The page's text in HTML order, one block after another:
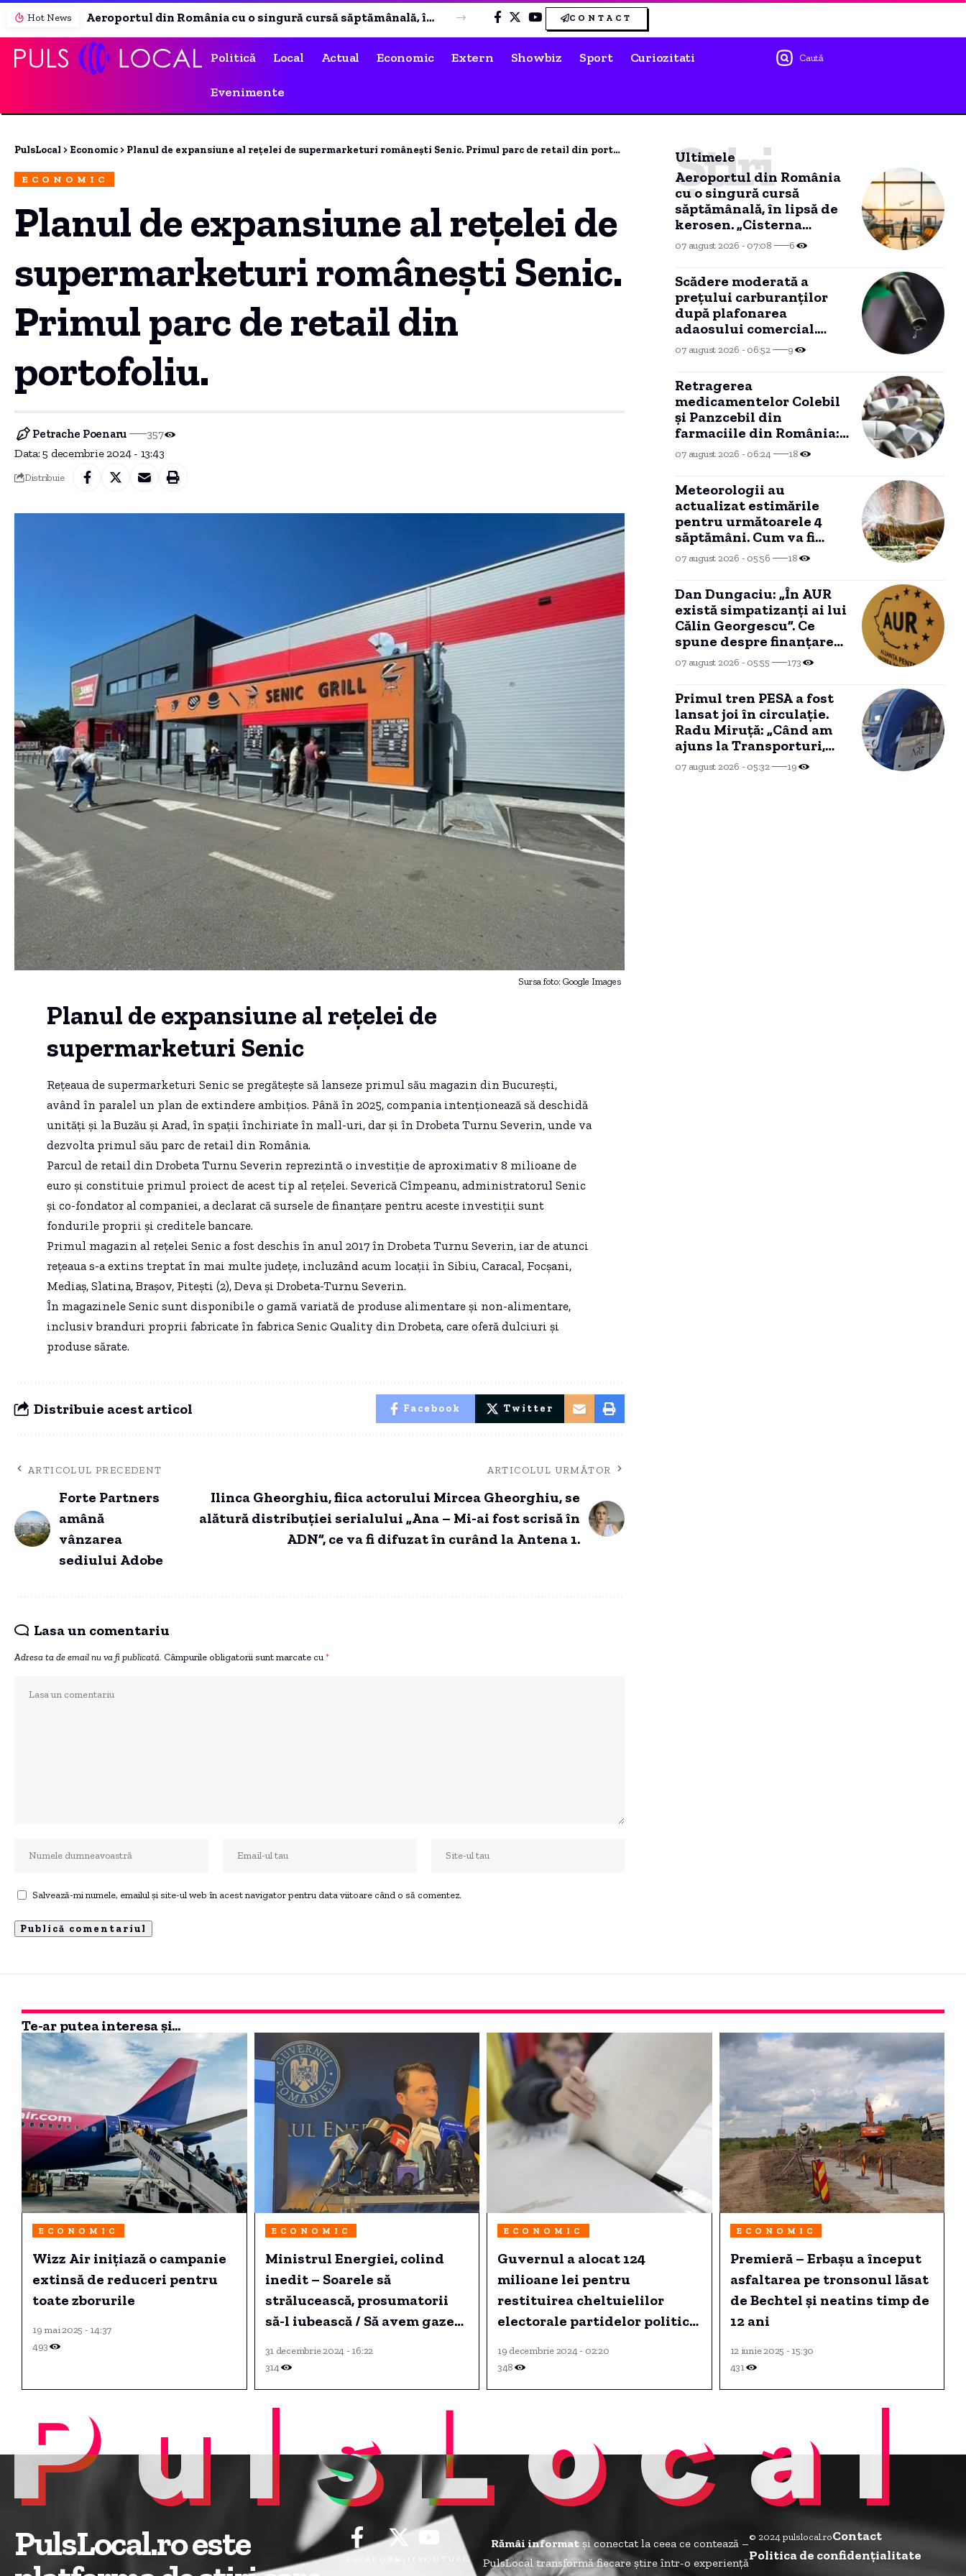
Hot News
Aeroportul din România cu o singură cursă săptămânală, în lipsă de kerosen. „Cisterna așteaptă la Năvodari” Scădere moderată a prețului carburanților după plafonarea adaosului comercial. Când se preconizează o nouă ieftinire? CONTACT
Politică Local Actual Economic Extern Showbiz Sport Curiozitati
Evenimente
Caută
PulsLocal > Economic > Planul de expansiune al rețelei de supermarketuri românești Senic. Primul parc de retail din portofoliu.
ECONOMIC
Planul de expansiune al rețelei de
supermarketuri românești Senic.
Primul parc de retail din
portofoliu.
Data: 5 decembrie 2024 - 13:43
Petrache Poenaru 357
Distribuie
Sursa foto: Google Images
Planul de expansiune al rețelei de
supermarketuri Senic
Rețeaua de supermarketuri Senic se pregătește să lanseze primul său magazin din București,
având în paralel un plan de extindere ambițios. Până în 2025, compania intenționează să deschidă
unități și la Buzău și Arad, în spații închiriate în mall-uri, dar și în Drobeta Turnu Severin, unde va
dezvolta primul său parc de retail din România.
Parcul de retail din Drobeta Turnu Severin reprezintă o investiție de aproximativ 8 milioane de
euro și constituie primul proiect de acest tip al rețelei. Severică Cîmpeanu, administratorul Senic
și co-fondator al companiei, a declarat că sursele de finanțare pentru aceste investiții sunt
fondurile proprii și creditele bancare.
Primul magazin al rețelei Senic a fost deschis în anul 2017 în Drobeta Turnu Severin, iar de atunci
rețeaua s-a extins treptat în mai multe județe, incluzând acum locații în Sibiu, Caracal, Focșani,
Mediaș, Slatina, Brașov, Pitești (2), Deva și Drobeta-Turnu Severin.
În magazinele Senic sunt disponibile o gamă variată de produse alimentare și non-alimentare,
inclusiv branduri proprii fabricate în fabrica Senic Quality din Drobeta, care oferă dulciuri și
produse sărate.
Distribuie acest articol Facebook Twitter
ARTICOLUL PRECEDENT
Forte Partners
amână
vânzarea
sediului Adobe
ARTICOLUL URMĂTOR
Ilinca Gheorghiu, fiica actorului Mircea Gheorghiu, se
alătură distribuției serialului „Ana – Mi-ai fost scrisă în
ADN”, ce va fi difuzat în curând la Antena 1.
Lasa un comentariu
Adresa ta de email nu va fi publicată. Câmpurile obligatorii sunt marcate cu*
Salvează-mi numele, emailul și site-ul web în acest navigator pentru data viitoare când o să comentez.
Ultimele
Știri
Aeroportul din România
cu o singură cursă
săptămânală, în lipsă de
kerosen. „Cisterna
așteaptă la Năvodari”
07 august 2026 - 07:08 6
Scădere moderată a
prețului carburanților
după plafonarea
adaosului comercial.
Când se preconizează o
nouă ieftinire?
07 august 2026 - 06:52 9
Retragerea
medicamentelor Colebil
și Panzcebil din
farmaciile din România:
explicația Agenției
Naționale a
07 august 2026 - 06:24 18
Meteorologii au
actualizat estimările
pentru următoarele 4
săptămâni. Cum va fi
vremea până pe 7
septembrie
07 august 2026 - 05:56 18
Dan Dungaciu: „În AUR
există simpatizanți ai lui
Călin Georgescu”. Ce
spune despre finanțarea
manifestațiilor fostului
candidat
07 august 2026 - 05:55 173
Primul tren PESA a fost
lansat joi în circulație.
Radu Miruță: „Când am
ajuns la Transporturi,
erau blocate între
buruieni”
07 august 2026 - 05:32 19
Te-ar putea interesa și...
ECONOMIC
Wizz Air inițiază o campanie
extinsă de reduceri pentru
toate zborurile
19 mai 2025 - 14:37
493
ECONOMIC
Ministrul Energiei, colind
inedit – Soarele să
strălucească, prosumatorii
să-l iubească / Să avem gaze
depinde / Și cărbune
Fechet
31 decembrie 2024 - 16:22
314
ECONOMIC
Guvernul a alocat 124
milioane lei pentru
restituirea cheltuielilor
electorale partidelor politice
prezidențiale.
19 decembrie 2024 - 02:20
348
ECONOMIC
Premieră – Erbașu a început
asfaltarea pe tronsonul lăsat
de Bechtel și neatins timp de
12 ani
12 iunie 2025 - 15:30
431
PulsLocal
PulsLocal.ro este
YOUTUBE
Rămâi informatși conectat la ceea ce contează –
PulsLocal transformă fiecare știre într-o experiență
© 2024 pulslocal.roContact
Politica de confidenţialitate